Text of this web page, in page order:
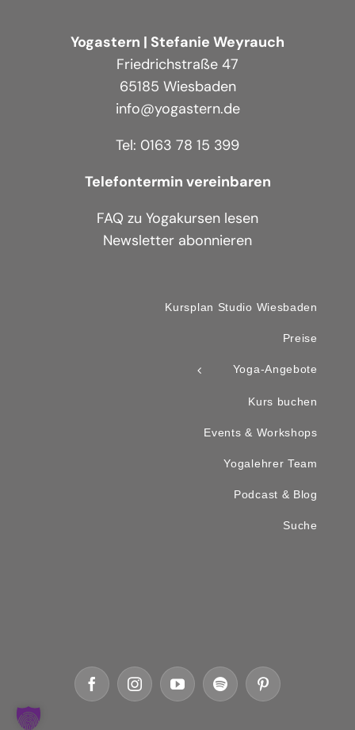
Yogastern | Stefanie Weyrauch
Friedrichstraße 47
65185 Wiesbaden
info@yogastern.de
Tel: 0163 78 15 399
Telefontermin vereinbaren
FAQ zu Yogakursen lesen
Newsletter abonnieren
Kursplan Studio Wiesbaden
Preise
Yoga-Angebote
Kurs buchen
Events & Workshops
Yogalehrer Team
Podcast & Blog
Suche
FacebookInstagramYouTubeSpotifyPinterest